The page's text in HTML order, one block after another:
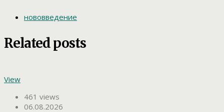
нововведение
Related posts
View
461 views
06.08.2026